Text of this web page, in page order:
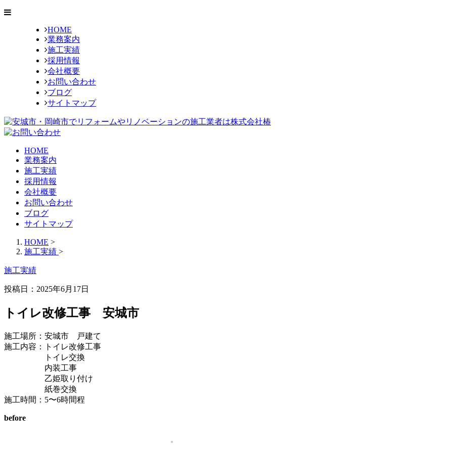
HOME
業務案内
施工実績
採用情報
会社概要
お問い合わせ
ブログ
サイトマップ
HOME
業務案内
施工実績
採用情報
会社概要
お問い合わせ
ブログ
サイトマップ
HOME >
施工実績 >
施工実績
投稿日：2025年6月17日
トイレ改修工事 安城市
施工場所：安城市 戸建て
施工内容：トイレ改修工事
トイレ交換
内装工事
乙姫取り付け
紙巻交換
施工時間：5〜6時間程
before